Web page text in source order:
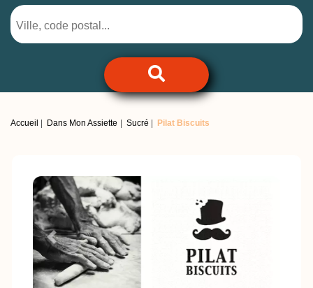
Accueil Dans Mon Assiette Sucré Pilat Biscuits
Previous